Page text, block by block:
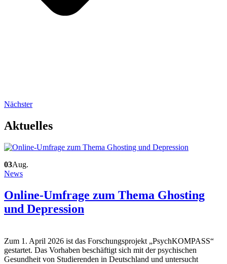
Nächster
Aktuelles
03Aug.
News
Online-Umfrage zum Thema Ghosting
und Depression
Zum 1. April 2026 ist das Forschungsprojekt „PsychKOMPASS“
gestartet. Das Vorhaben beschäftigt sich mit der psychischen
Gesundheit von Studierenden in Deutschland und untersucht